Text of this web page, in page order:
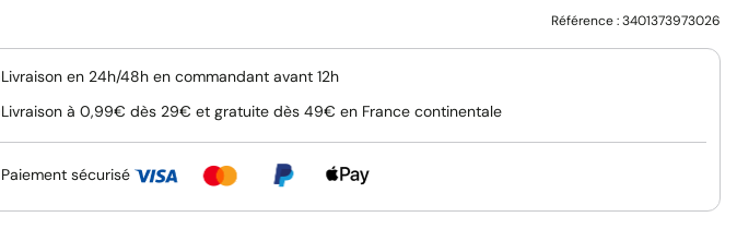
Référence :3401373973026
Livraison en 24h/48h en commandant avant 12h
Livraison à 0,99€ dès 29€ et gratuite dès 49€ en France continentale
Paiement sécurisé